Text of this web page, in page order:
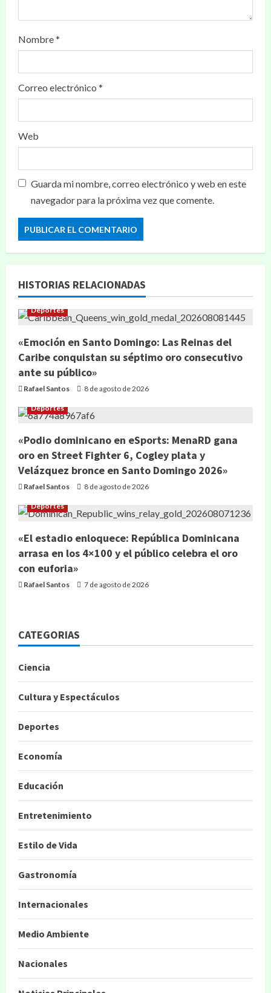
Nombre*
Correo electrónico *
Web
Guarda mi nombre, correo electrónico y web en este
navegador para la próxima vez que comente.
HISTORIAS RELACIONADAS
Deportes
«Emoción en Santo Domingo: Las Reinas del
Caribe conquistan su séptimo oro consecutivo
ante su público»
Rafael Santos 8 de agosto de 2026
Deportes
«Podio dominicano en eSports: MenaRD gana
oro en Street Fighter 6, Cogley plata y
Velázquez bronce en Santo Domingo 2026»
Rafael Santos 8 de agosto de 2026
Deportes
«El estadio enloquece: República Dominicana
arrasa en los 4×100 y el público celebra el oro
con euforia»
Rafael Santos 7 de agosto de 2026
CATEGORIAS
Ciencia
Cultura y Espectáculos
Deportes
Economía
Educación
Entretenimiento
Estilo de Vida
Gastronomía
Internacionales
Medio Ambiente
Nacionales